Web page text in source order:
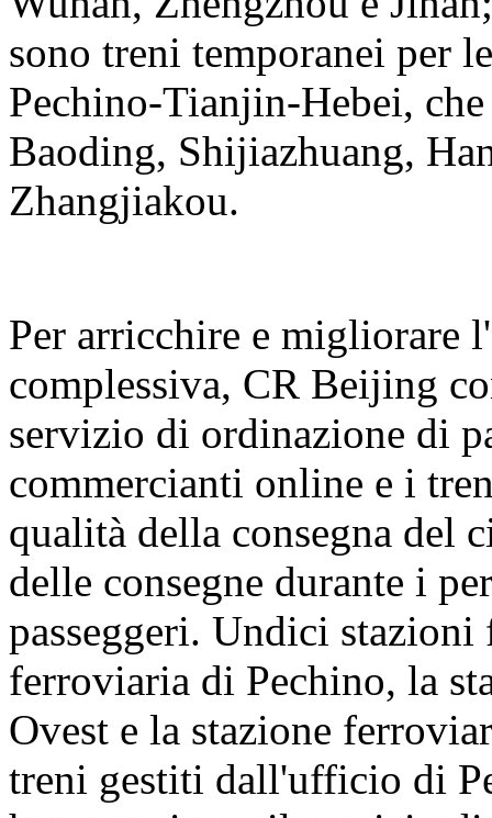
sono treni temporanei per
Pechino-Tianjin-Hebei,
Baoding, Shijiazhuang,
Zhangjiakou.
Per arricchire e migliorare
complessiva, CR Beijing
servizio di ordinazione di
commercianti online e i
qualità della consegna del
delle consegne durante i
passeggeri. Undici
ferroviaria di Pechino, la
Ovest e la stazione
treni gestiti dall'ufficio di